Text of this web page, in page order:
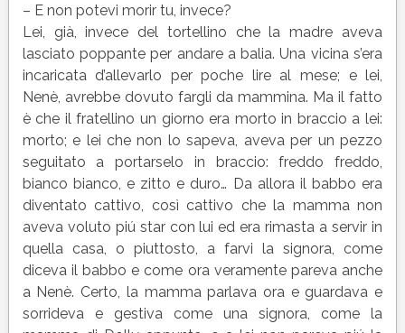
– E non potevi morir tu, invece?
Lei, già, invece del tortellino che la madre aveva
lasciato poppante per andare a balia. Una vicina s’era
incaricata d’allevarlo per poche lire al mese; e lei,
Nenè, avrebbe dovuto fargli da mammina. Ma il fatto
è che il fratellino un giorno era morto in braccio a lei:
morto; e lei che non lo sapeva, aveva per un pezzo
seguitato a portarselo in braccio: freddo freddo,
bianco bianco, e zitto e duro… Da allora il babbo era
diventato cattivo, così cattivo che la mamma non
aveva voluto piú star con lui ed era rimasta a servir in
quella casa, o piuttosto, a farvi la signora, come
diceva il babbo e come ora veramente pareva anche
a Nenè. Certo, la mamma parlava ora e guardava e
sorrideva e gestiva come una signora, come la